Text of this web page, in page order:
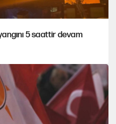
5 saattir devam